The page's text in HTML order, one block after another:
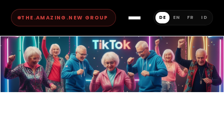
THE.AMAZING.NEW GROUP DE EN FR ID